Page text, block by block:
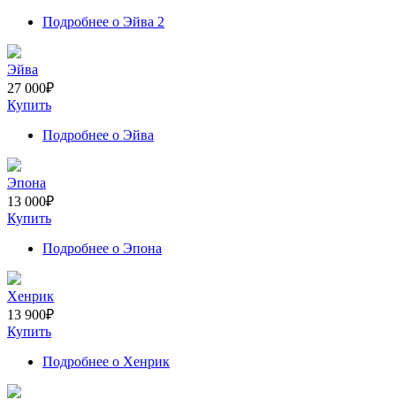
Подробнее о Эйва 2
Эйва
27 000₽
Купить
Подробнее о Эйва
Эпона
13 000₽
Купить
Подробнее о Эпона
Хенрик
13 900₽
Купить
Подробнее о Хенрик